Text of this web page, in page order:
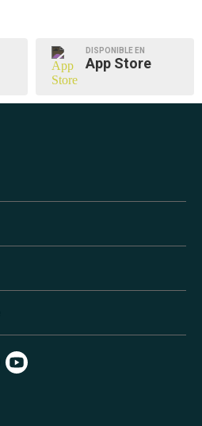
DISPONIBLE EN
App Store